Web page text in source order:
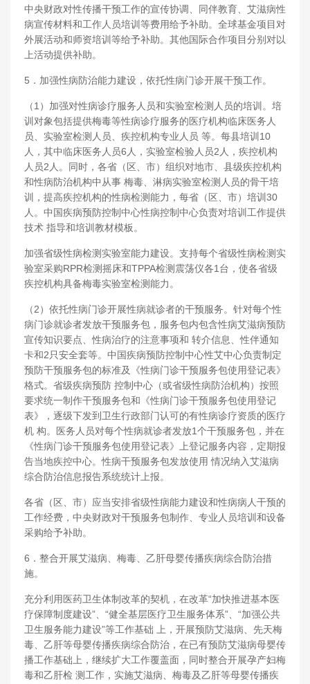
中央财政对性传播干预工作的宣传协调、同伴教育、艾滋病性
病宣传材料和工作人员培训等费用给予补助。全球基金项目对
外展活动和师资培训等给予补助。其他国际合作项目分别对以
上活动提供补助。
5．加强性病防治能力建设，依托性病门诊开展干预工作。
（1）加强对性病诊疗服务人员和实验室检测人员的培训。培
训对象包括提供梅毒等性病诊疗服务的医疗机构临床医务人
员、实验室检测人员、疾控机构专业人员 等。每县培训10
人，其中临床医务人员6人，实验室检验人员2人，疾控机构
人员2人。同时，各省（区、市）组织对地市、县级疾控机构
和性病防治机构中从事 梅毒、淋病实验室检测人员的骨干培
训，提高疾控机构的性病检测能力，每省（区、市）培训30
人。中国疾病预防控制中心性病控制中心负责对培训工作提供
技术 指导和培训教材模板。
加强省级性病检测实验室能力建设。支持每个省级性病检测实
验室采购RPR检测摇床和TPPA检测震荡仪各1台，使各省级
疾控机构具备梅毒实验室检测能力。
（2）依托性病门诊开展性病就诊者的干预服务。针对每个性
病门诊就诊者发放干预服务包，服务包内包含性病艾滋病预防
宣传知识要点、性病治疗的注意事项和 转介信息、性伴通知
卡和2只安全套等。中国疾病预防控制中心性艾中心负责制定
预防干预服务包的标准及《性病门诊干预服务包使用登记表》
格式。省级疾病预防 控制中心（或省级性病防治机构）按照
要求统一制作干预服务包和《性病门诊干预服务包使用登记
表》，逐级下发到卫生行政部门认可的有性病诊疗资质的医疗
机 构。医务人员对每个性病就诊者发放1个干预服务包，并在
《性病门诊干预服务包使用登记表》上登记服务内容，定期报
告当地疾控中心。性病干预服务包发放使用 情况纳入艾滋病
综合防治信息报告系统统计上报。
各省（区、市）应当安排省级性病能力建设和性病病人干预的
工作经费，中央财政对干预服务包制作、专业人员培训和设备
采购给予补助。
6．整合开展艾滋病、梅毒、乙肝母婴传播疾病综合防治措
施。
充分利用医药卫生体制改革的契机，在改革“加快推进基本医
疗保障制度建设”、“健全基层医疗卫生服务体系”、“加强公共
卫生服务能力建设”等工作基础 上，开展预防艾滋病、先天梅
毒、乙肝等母婴传播疾病综合防治，在已有预防艾滋病母婴传
播工作基础上，继续扩大工作覆盖面，同时整合开展孕产妇梅
毒和乙肝检 测工作，实施艾滋病、梅毒及乙肝等母婴传播疾